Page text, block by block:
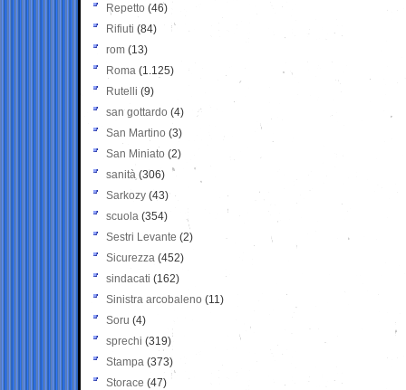
Repetto (46)
Rifiuti (84)
rom (13)
Roma (1.125)
Rutelli (9)
san gottardo (4)
San Martino (3)
San Miniato (2)
sanità (306)
Sarkozy (43)
scuola (354)
Sestri Levante (2)
Sicurezza (452)
sindacati (162)
Sinistra arcobaleno (11)
Soru (4)
sprechi (319)
Stampa (373)
Storace (47)